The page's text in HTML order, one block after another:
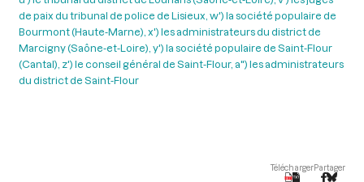
de paix du tribunal de police de Lisieux, w') la société populaire de
Bourmont (Haute-Marne), x') les administrateurs du district de
Marcigny (Saône-et-Loire), y') la société populaire de Saint-Flour
(Cantal), z') le conseil général de Saint-Flour, a") les administrateurs
du district de Saint-Flour
TéléchargerPartager